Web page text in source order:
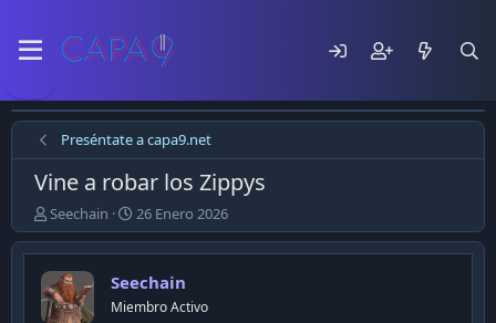
Preséntate a capa9.net
Vine a robar los Zippys
E
m
p
e
z
ó
Seechain
F
e
c
a
d
26 Enero 2026
Seechain
Miembro Activo